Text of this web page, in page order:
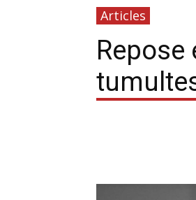
Articles
Repose